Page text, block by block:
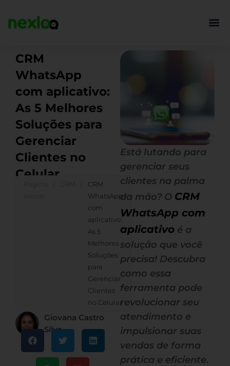
para
CRM
WhatsApp
com aplicativo:
As 5 Melhores
Soluções para
Gerenciar
Clientes no
Celular
CRM
WhatsApp
com
aplicativo:
As 5
Melhores
Soluções
para
Gerenciar
Clientes
no Celular
Giovana Castro
Silva
Está lutando para
gerenciar seus
clientes na palma
da mão? O CRM
WhatsApp com
aplicativo é a
solução que você
precisa! Descubra
como essa
ferramenta pode
revolucionar seu
atendimento e
impulsionar suas
vendas de forma
prática e eficiente.